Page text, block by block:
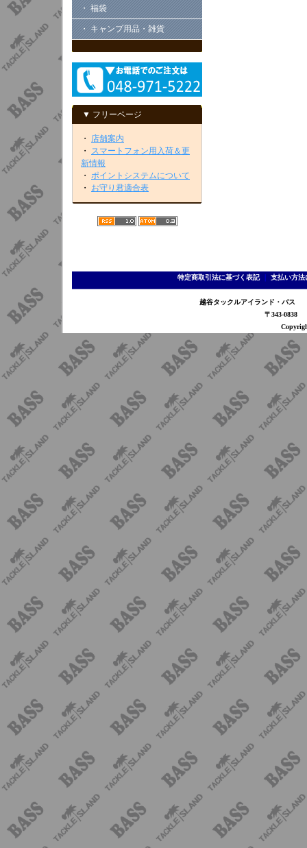
・ 福袋
・ キャンプ用品・雑貨
▼ フリーページ
・ 店舗案内
・ スマートフォン用入荷＆更
新情報
・ ポイントシステムについて
・ お守り君適合表
特定商取引法に基づく表記｜ 支払い方法
越谷タックルアイランド・バ
〒343-0838